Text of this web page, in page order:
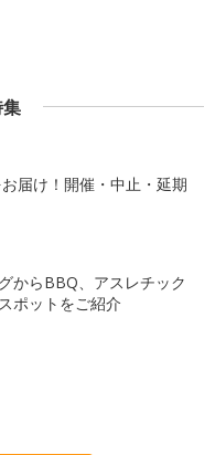
届け！開催・中止・延期
からBBQ、アスレチック
ポットをご紹介